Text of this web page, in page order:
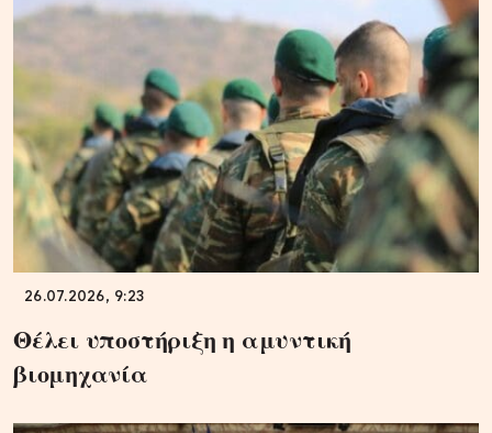
26.07.2026, 9:23
Θέλει υποστήριξη η αμυντική
βιομηχανία